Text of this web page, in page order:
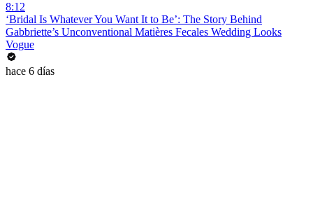
8:12
‘Bridal Is Whatever You Want It to Be’: The Story Behind
Gabbriette’s Unconventional Matières Fecales Wedding Looks
Vogue
hace 6 días